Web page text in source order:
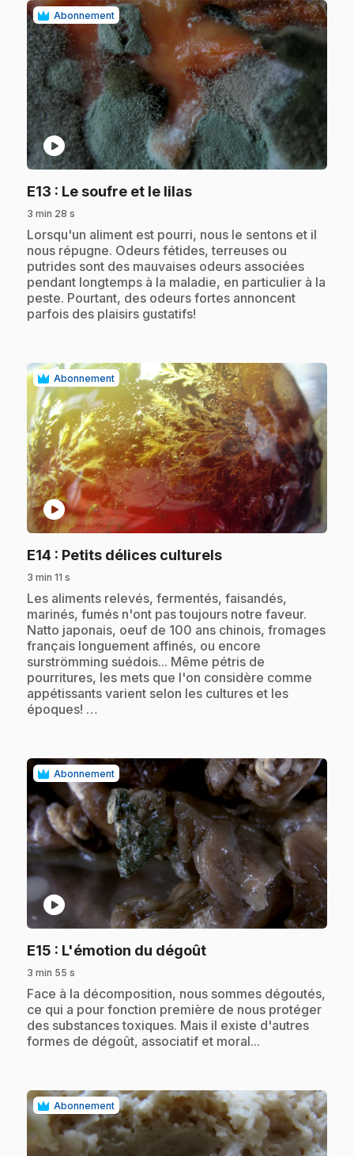
Abonnement
play_circle
E13 : Le soufre et le lilas.
3 min 28 s
.Lorsqu'un aliment est pourri, nous le sentons et il
nous répugne. Odeurs fétides, terreuses ou
putrides sont des mauvaises odeurs associées
pendant longtemps à la maladie, en particulier à la
peste. Pourtant, des odeurs fortes annoncent
parfois des plaisirs gustatifs!
Abonnement
play_circle
E14 : Petits délices culturels.
3 min 11 s
.Les aliments relevés, fermentés, faisandés,
marinés, fumés n'ont pas toujours notre faveur.
Natto japonais, oeuf de 100 ans chinois, fromages
français longuement affinés, ou encore
surströmming suédois... Même pétris de
pourritures, les mets que l'on considère comme
appétissants varient selon les cultures et les
époques! …
Abonnement
play_circle
E15 : L'émotion du dégoût.
3 min 55 s
.Face à la décomposition, nous sommes dégoutés,
ce qui a pour fonction première de nous protéger
des substances toxiques. Mais il existe d'autres
formes de dégoût, associatif et moral...
Abonnement